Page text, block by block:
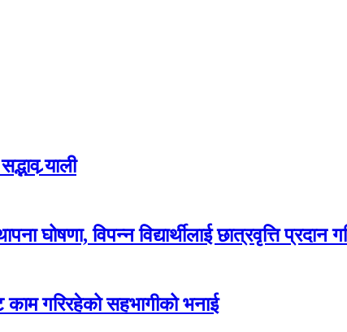
र्‍याली
घोषणा, विपन्न विद्यार्थीलाई छात्रवृत्ति प्रदान
गरिरहेको सहभागीको भनाई